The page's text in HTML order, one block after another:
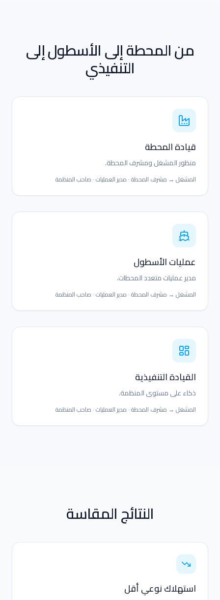
من المحطة إلى الأسطول إلى
التنفيذي
قيادة المحطة
منظور المشغل ومشرف المحطة.
المشغل → مشرف المحطة· مدير العمليات· صاحب المنظمة
عمليات الأسطول
مدير عمليات متعدد المحطات.
المشغل → مشرف المحطة· مدير العمليات· صاحب المنظمة
القيادة التنفيذية
ذكاء على مستوى المنظمة.
المشغل → مشرف المحطة· مدير العمليات· صاحب المنظمة
النتائج المقاسة
استهلاك نوعي أقل